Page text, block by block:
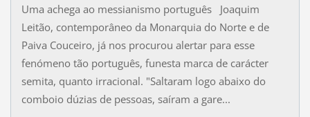
Uma achega ao messianismo português Joaquim
Leitão, contemporâneo da Monarquia do Norte e de
Paiva Couceiro, já nos procurou alertar para esse
fenómeno tão português, funesta marca de carácter
semita, quanto irracional. "Saltaram logo abaixo do
comboio dúzias de pessoas, saíram a gare...